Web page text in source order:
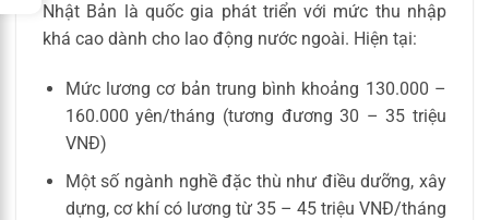
Nhật Bản là quốc gia phát triển với mức thu nhập
khá cao dành cho lao động nước ngoài. Hiện tại:
Mức lương cơ bản trung bình khoảng 130.000 –
160.000 yên/tháng (tương đương 30 – 35 triệu
VNĐ)
Một số ngành nghề đặc thù như điều dưỡng, xây
dựng, cơ khí có lương từ 35 – 45 triệu VNĐ/tháng